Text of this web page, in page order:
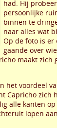
had. Hij
persoonlijke
binnen te
naar alles wat
Op de foto is er
gaande over
maakt zich
het voordeel
Capricho zich
alle kanten
lopen